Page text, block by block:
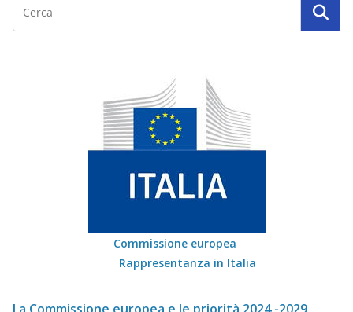
Commissione europea
Rappresentanza in Italia